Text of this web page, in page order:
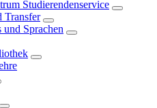
Studierendenservice
Transfer
und Sprachen